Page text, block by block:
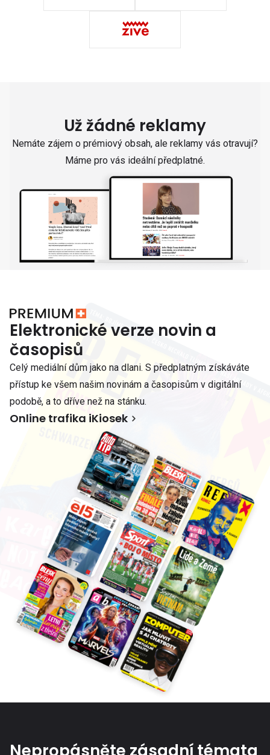
Už žádné reklamy
Nemáte zájem o prémiový obsah, ale reklamy vás otravují?
Máme pro vás ideální předplatné.
Elektronické verze novin a
časopisů
Celý mediální dům jako na dlani. S předplatným získáváte
přístup ke všem našim novinám a časopisům v digitální
podobě, a to dříve než na stánku.
Online trafika iKiosek